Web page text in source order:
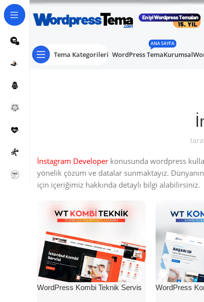
Tema Kategorileri WordPress Tema
ANA SAYFA
Kurumsal
İnstagram Developer konusunda wordpress
yönelik çözüm ve datalar sunmaktayız.
için içeriğimiz hakkında detaylı bilgi alabilirsiniz.
WordPress Kombi Teknik Servis
WordPress